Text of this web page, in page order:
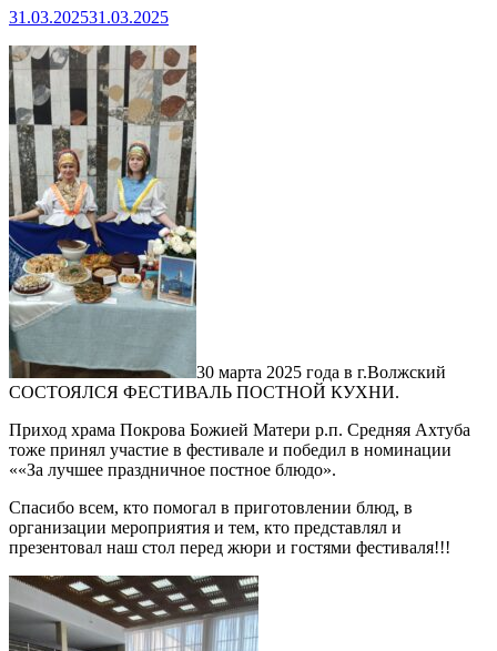
31.03.202531.03.2025
30 марта 2025 года в г.Волжский
СОСТОЯЛСЯ ФЕСТИВАЛЬ ПОСТНОЙ КУХНИ.
Приход храма Покрова Божией Матери р.п. Средняя Ахтуба
тоже принял участие в фестивале и победил в номинации
««За лучшее праздничное постное блюдо».
Спасибо всем, кто помогал в приготовлении блюд, в
организации мероприятия и тем, кто представлял и
презентовал наш стол перед жюри и гостями фестиваля!!!